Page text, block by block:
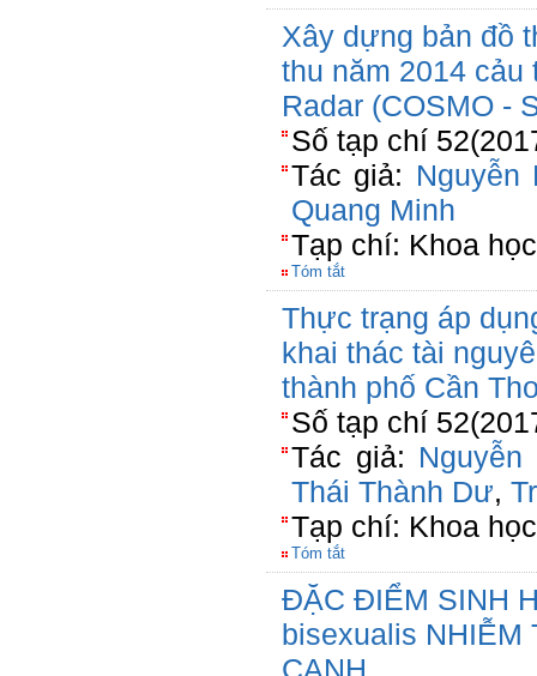
Xây dựng bản đồ
thu năm 2014 cảu
Radar (COSMO -
Số tạp chí
Tác giả: Nguyễn
Quang Minh
Tạp chí: Khoa
Tóm tắt
Thực trạng áp
khai thác tài
thành phố Cần
Số tạp chí
Tác giả:
Thái Thành Dư,
Tạp chí: Khoa
Tóm tắt
ĐẶC ĐIỂM SINH
bisexualis NHIỄM
CANH